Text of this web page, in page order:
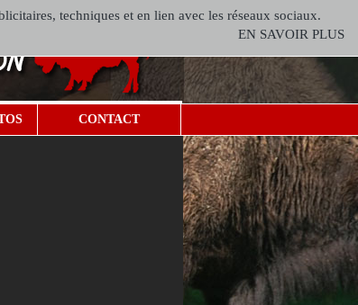
techniques et en lien avec les réseaux sociaux.
EN SAVOIR PLUS
CONTACT